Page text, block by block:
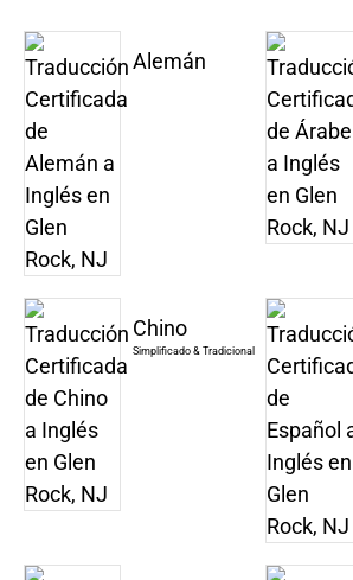
Alemán
Chino
Simplificado & Tradicional